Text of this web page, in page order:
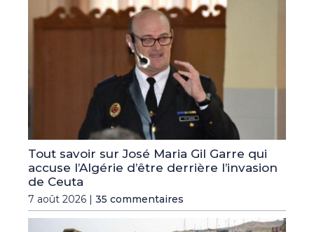
Tout savoir sur José Maria Gil Garre qui
accuse l’Algérie d’être derrière l’invasion
de Ceuta
7 août 2026 | 35 commentaires